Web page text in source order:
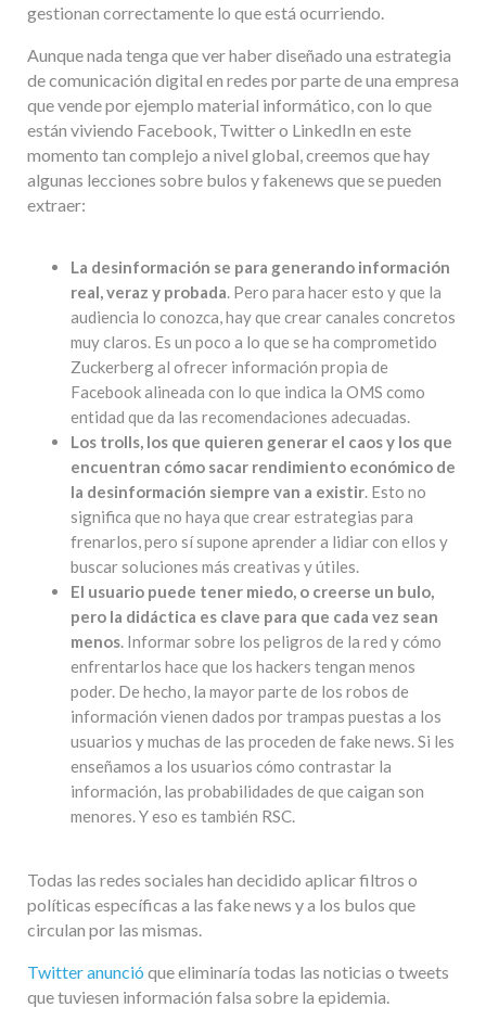
gestionan correctamente lo que está ocurriendo.
Aunque nada tenga que ver haber diseñado una estrategia
de comunicación digital en redes por parte de una empresa
que vende por ejemplo material informático, con lo que
están viviendo Facebook, Twitter o LinkedIn en este
momento tan complejo a nivel global, creemos que hay
algunas lecciones sobre bulos y fakenews que se pueden
extraer:
La desinformación se para generando información
real, veraz y probada. Pero para hacer esto y que la
audiencia lo conozca, hay que crear canales concretos
muy claros. Es un poco a lo que se ha comprometido
Zuckerberg al ofrecer información propia de
Facebook alineada con lo que indica la OMS como
entidad que da las recomendaciones adecuadas.
Los trolls, los que quieren generar el caos y los que
encuentran cómo sacar rendimiento económico de
la desinformación siempre van a existir. Esto no
significa que no haya que crear estrategias para
frenarlos, pero sí supone aprender a lidiar con ellos y
buscar soluciones más creativas y útiles.
El usuario puede tener miedo, o creerse un bulo,
pero la didáctica es clave para que cada vez sean
menos. Informar sobre los peligros de la red y cómo
enfrentarlos hace que los hackers tengan menos
poder. De hecho, la mayor parte de los robos de
información vienen dados por trampas puestas a los
usuarios y muchas de las proceden de fake news. Si les
enseñamos a los usuarios cómo contrastar la
información, las probabilidades de que caigan son
menores. Y eso es también RSC.
Todas las redes sociales han decidido aplicar filtros o
políticas específicas a las fake news y a los bulos que
circulan por las mismas.
Twitter anunció que eliminaría todas las noticias o tweets
que tuviesen información falsa sobre la epidemia.